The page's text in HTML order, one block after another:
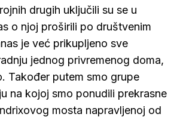
drugih uključili su se u
o njoj proširili po društvenim
je već prikupljeno sve
jednog privremenog doma,
Također putem smo grupe
na kojoj smo ponudili prekrasne
mosta napravljenoj od